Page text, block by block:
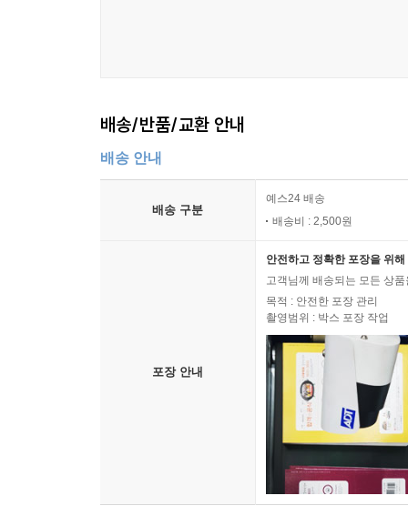
배송/반품/교환 안내
배송 안내
배송 구분
예스24 배송
배송비 : 2,500원
포장 안내
안전하고 정확한 포장을 위
고객님께 배송되는 모든 상
목적 : 안전한 포장 관리
촬영범위 : 박스 포장 작업